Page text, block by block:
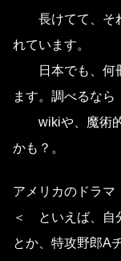
長けてて、それ
れています。
日本でも、何冊
ます。調べるなら
wikiや、魔術的
かも？。
アメリカのドラマ
＜ といえば、自
とか、特攻野郎A